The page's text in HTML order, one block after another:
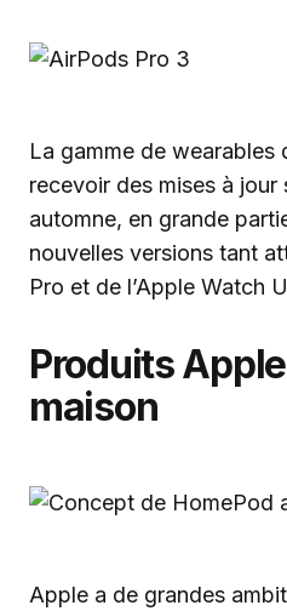
La gamme de wearables
recevoir des mises à
automne, en grande
nouvelles versions tant
Pro et de l’Apple Watch
Produits
maison
Apple a de grandes